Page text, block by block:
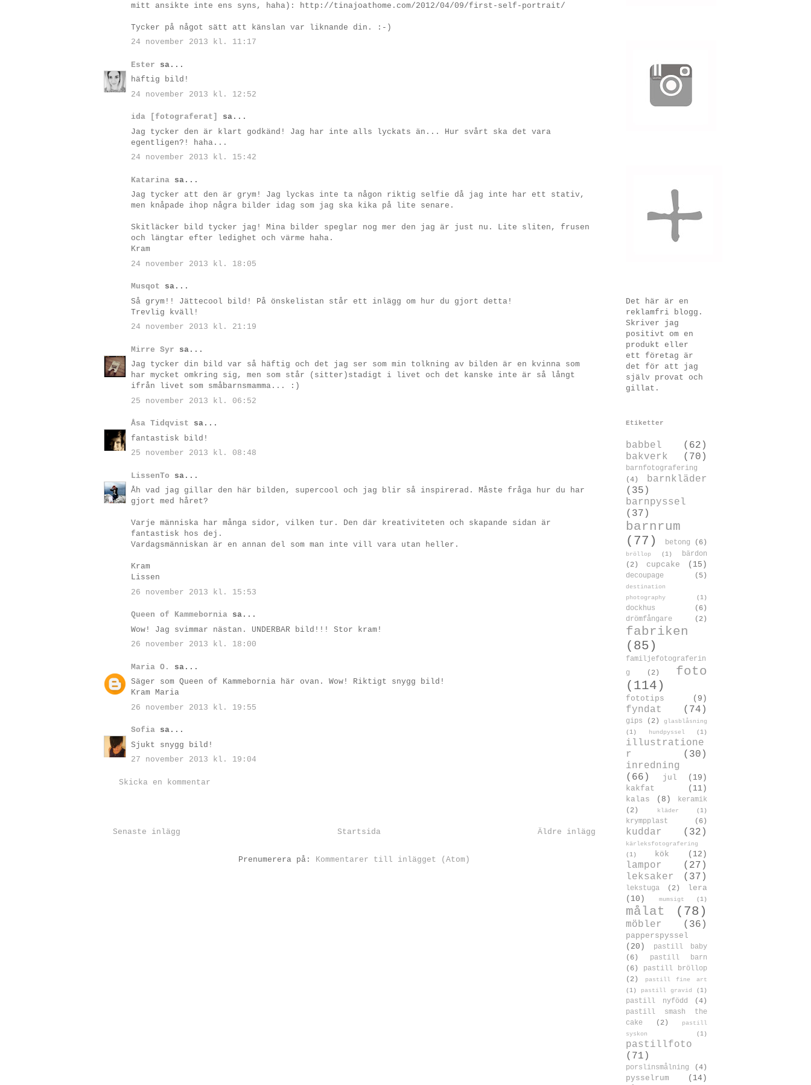
mitt ansikte inte ens syns, haha): http://tinajoathome.com/2012/04/09/first-self-portrait/
Tycker på något sätt att känslan var liknande din. :-)
24 november 2013 kl. 11:17
Ester sa...
häftig bild!
24 november 2013 kl. 12:52
ida [fotograferat]
sa...
Jag tycker den är klart godkänd! Jag har inte alls lyckats än... Hur svårt ska det vara
egentligen?! haha...
24 november 2013 kl. 15:42
Katarina sa...
Jag tycker att den är grym! Jag lyckas inte ta någon riktig selfie då jag inte har ett stativ,
men knåpade ihop några bilder idag som jag ska kika på lite senare.
Skitläcker bild tycker jag! Mina bilder speglar nog mer den jag är just nu. Lite sliten, frusen
och längtar efter ledighet och värme haha.
Kram
24 november 2013 kl. 18:05
Musqot sa...
Så grym!! Jättecool bild! På önskelistan står ett inlägg om hur du gjort detta!
Trevlig kväll!
24 november 2013 kl. 21:19
Mirre Syr sa...
Jag tycker din bild var så häftig och det jag ser som min tolkning av bilden är en kvinna som
har mycket omkring sig, men som står (sitter)stadigt i livet och det kanske inte är så långt
ifrån livet som småbarnsmamma... :)
25 november 2013 kl. 06:52
Åsa Tidqvist sa...
fantastisk bild!
25 november 2013 kl. 08:48
LissenTo sa...
Åh vad jag gillar den här bilden, supercool och jag blir så inspirerad. Måste fråga hur du har
gjort med håret?
Varje människa har många sidor, vilken tur. Den där kreativiteten och skapande sidan är
fantastisk hos dej.
Vardagsmänniskan är en annan del som man inte vill vara utan heller.
Kram
Lissen
26 november 2013 kl. 15:53
Queen of Kammebornia sa...
Wow! Jag svimmar nästan. UNDERBAR bild!!! Stor kram!
26 november 2013 kl. 18:00
Maria O.
sa...
Säger som Queen of Kammebornia här ovan. Wow! Riktigt snygg bild!
Kram Maria
26 november 2013 kl. 19:55
Sofia sa...
Sjukt snygg bild!
27 november 2013 kl. 19:04
Skicka en kommentar
Senaste inlägg Äldre inlägg
Startsida
Prenumerera på: Kommentarer till inlägget (Atom)
Det här är en
reklamfri blogg.
Skriver jag
positivt om en
produkt eller
ett företag är
det för att jag
själv provat och
gillat.
Etiketter
babbel
(62)
bakverk
(70)
barnfotografering
(4)
barnkläder
(35)
barnpyssel
(37)
barnrum
(77)
betong (6)
bröllop (1)
bärdon
(2)
cupcake (15)
decoupage (5)
destination
photography
(1)
dockhus
(6)
drömfångare
(2)
fabriken
(85)
familjefotograferin
g
(2)
foto
(114)
fototips (9)
fyndat (74)
gips (2)
glasblåsning
(1)
hundpyssel (1)
illustratione
r
(30)
inredning
(66)
jul
(19)
kakfat
(11)
kalas
(8)
keramik
(2)
kläder (1)
krympplast (6)
kuddar (32)
kärleksfotografering
(1)
kök (12)
lampor
(27)
leksaker
(37)
lekstuga (2)
lera
(10)
mumsigt (1)
målat (78)
möbler (36)
papperspyssel
(20)
pastill baby
(6)
pastill barn
(6)
pastill bröllop
(2)
pastill fine art
(1)
pastill gravid (1)
pastill nyfödd
(4)
pastill smash the
cake
(2)
pastill
syskon
(1)
pastillfoto
(71)
porslinsmålning (4)
pysselrum
(14)